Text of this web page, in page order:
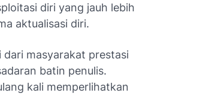
diri yang jauh lebih
aktualisasi diri.
dari masyarakat prestasi
batin penulis.
kali memperlihatkan